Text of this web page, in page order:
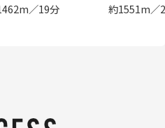
／19分 約1551m／